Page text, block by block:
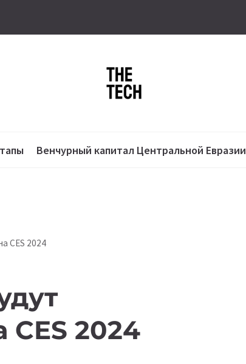
Венчурный капитал Центральной Евразии
CES 2024
2024